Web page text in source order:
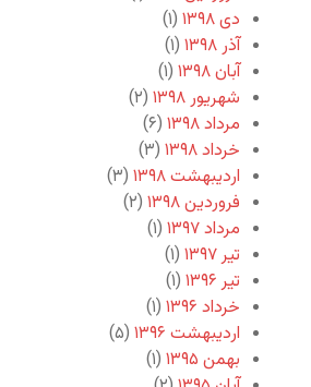
دی ۱۳۹۸
(۱)
آذر ۱۳۹۸
(۱)
آبان ۱۳۹۸
(۱)
شهریور ۱۳۹۸
(۲)
مرداد ۱۳۹۸
(۶)
خرداد ۱۳۹۸
(۳)
اردیبهشت ۱۳۹۸
(۳)
فروردین ۱۳۹۸
(۲)
مرداد ۱۳۹۷
(۱)
تیر ۱۳۹۷
(۱)
تیر ۱۳۹۶
(۱)
خرداد ۱۳۹۶
(۱)
اردیبهشت ۱۳۹۶
(۵)
بهمن ۱۳۹۵
(۱)